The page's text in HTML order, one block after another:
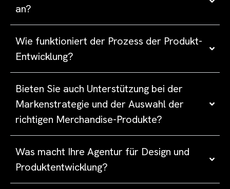
an?
Wie funktioniert der Prozess der Produkt-
Entwicklung?
Bieten Sie auch Unterstützung bei der
Markenstrategie und der Auswahl der
richtigen Merchandise-Produkte?
Was macht Ihre Agentur für Design und
Produktentwicklung?